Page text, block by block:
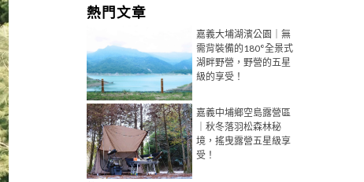
熱門文章
嘉義大埔湖濱公園｜無
需背裝備的180°全景式
湖畔野營，野營的五星
級的享受！
嘉義中埔鄉空島露營區
｜秋冬落羽松森林秘
境，搖曳露營五星級享
受！